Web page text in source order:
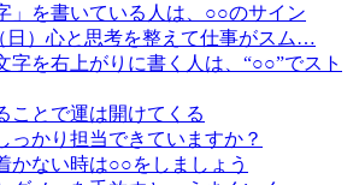
」を書いている人は、○○のサイン
日）心と思考を整えて仕事がスム…
字を右上がりに書く人は、“○○”でスト
ことで運は開けてくる
っかり担当できていますか？
かない時は○○をしましょう